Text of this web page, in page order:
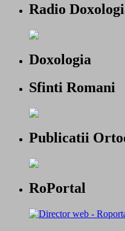
Radio
Doxologia
Sfinti Romani
Publicatii
RoPortal